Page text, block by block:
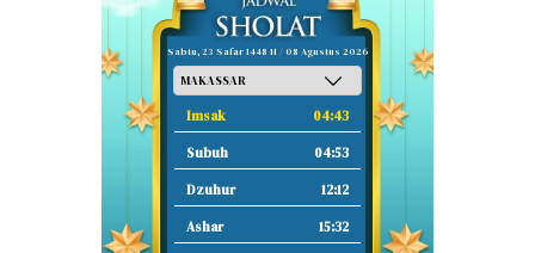
Sabtu, 23 Safar 1448 H / 08 Agustus 2026
Imsak 04:43
Subuh 04:53
Dzuhur 12:12
Ashar 15:32